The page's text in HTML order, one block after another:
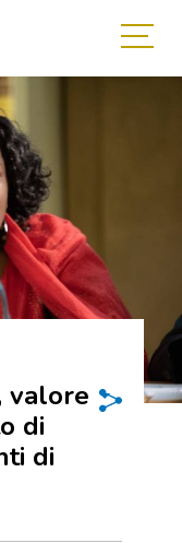
valore
di
di